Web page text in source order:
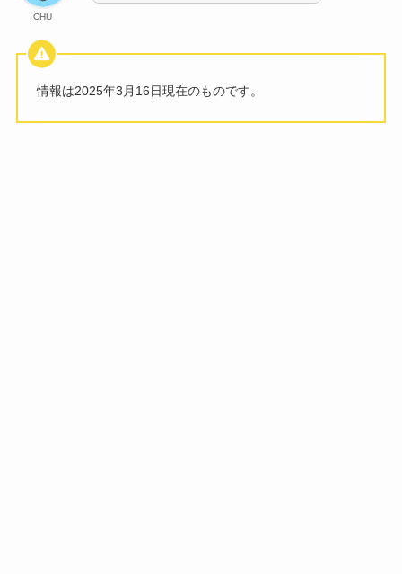
CHU
情報は2025年3月16日現在のものです。